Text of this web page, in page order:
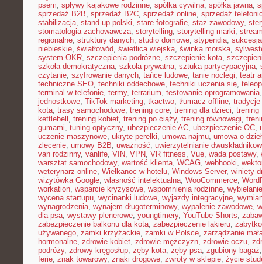
psem, spływy kajakowe rodzinne, spółka cywilna, spółka jawna,
sprzedaż B2B, sprzedaż B2C, sprzedaż online, sprzedaż
stabilizacja, stand-up polski, stare fotografie, staż zawodowy,
stomatologia zachowawcza, storytelling, storytelling marki,
regionalne, struktury danych, studio domowe, stypendia,
niebieskie, światłowód, świetlica wiejska, świnka morska,
system OKR, szczepienia podróżne, szczepienie kota,
szkoła demokratyczna, szkoła prywatna, sztuka partycypacyjna,
czytanie, szyfrowanie danych, tańce ludowe, tanie noclegi, teatr
techniczne SEO, techniki oddechowe, techniki uczenia się,
terminal w telefonie, termy, terrarium, testowanie oprogramowania
jednostkowe, TikTok marketing, tkactwo, tłumacz offline, tradycje
kota, trasy samochodowe, trening core, trening dla dzieci, trening
kettlebell , trening kobiet, trening po ciąży, trening równowagi,
gumami, tuning optyczny, ubezpieczenie AC, ubezpieczenie OC,
uczenie maszynowe, ukryte perełki, umowa najmu, umowa o
zlecenie, umowy B2B, uważność, uwierzytelnianie
van rodzinny, vanlife, VIN, VPN, VR fitness, Vue, wada postawy,
warsztat samochodowy, wartość klienta, WCAG, webhooki,
weterynarz online, Wielkanoc w hotelu, Windows Server, winiety
wizytówka Google, własność intelektualna, WooCommerce,
workation, wsparcie kryzysowe, wspomnienia rodzinne,
wycena startupu, wycinanki ludowe, wyjazdy integracyjne,
wynagrodzenia, wynajem długoterminowy, wypalenie zawodowe,
dla psa, wystawy plenerowe, youngtimery, YouTube Shorts,
zabezpieczenie balkonu dla kota, zabezpieczenie lakieru,
używanego, zamki krzyżackie, zamki w Polsce, zarządzanie
hormonalne, zdrowie kobiet, zdrowie mężczyzn, zdrowie oczu,
podróży, zdrowy kręgosłup, zęby kota, zęby psa, zgubiony bagaż
ferie, znak towarowy, znaki drogowe, zwroty w sklepie, życie